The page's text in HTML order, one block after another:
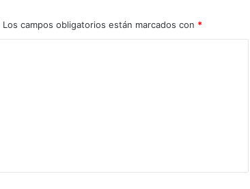
Los campos obligatorios están marcados con *